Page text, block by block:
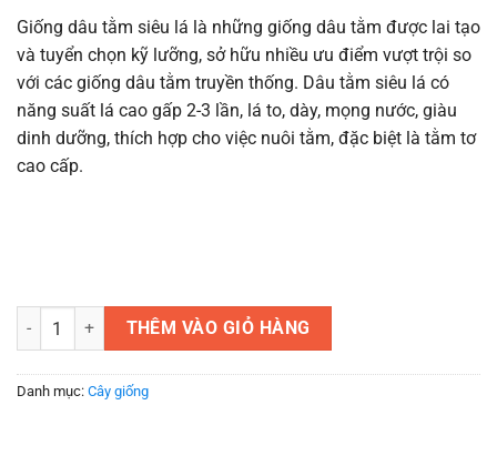
Giống dâu tằm siêu lá là những giống dâu tằm được lai tạo
và tuyển chọn kỹ lưỡng, sở hữu nhiều ưu điểm vượt trội so
với các giống dâu tằm truyền thống. Dâu tằm siêu lá có
năng suất lá cao gấp 2-3 lần, lá to, dày, mọng nước, giàu
dinh dưỡng, thích hợp cho việc nuôi tằm, đặc biệt là tằm tơ
cao cấp.
Giống dâu tằm siêu lá số lượng
THÊM VÀO GIỎ HÀNG
Danh mục: Cây giống